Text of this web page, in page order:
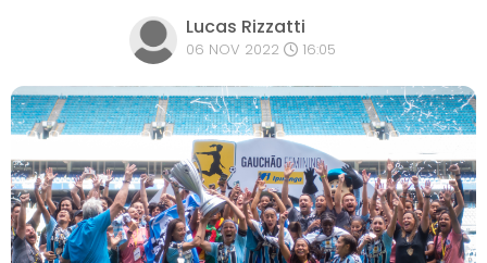
Lucas Rizzatti
06 NOV 2022 16:05